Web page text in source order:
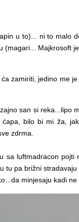
u to)... ni to malo
Majkrosoft
zamiriti, jedino me
san si
bilo bi mi ža,
zdrma.
luftmadracon
pa brižni
minjesaju kadi ne